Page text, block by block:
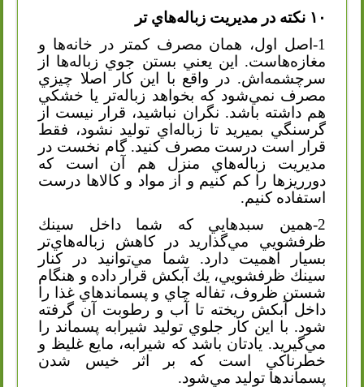
۱۰ نكته در مديريت زباله‌هاي تر
1-اصل اول، همان مصرف كمتر در خانه‌ها و
مغازه‌هاست. اين يعني بستن جوي زباله‌ها از
سرچشمه‌اش. در واقع با اين كار اصلا چيزي
مصرف نمي‌شود كه بخواهد زباله‌تر يا خشكي
هم داشته باشد. نگران نباشيد، قرار نيست از
گرسنگي بميريد تا زباله‌اي توليد نشود، فقط
قرار است درست مصرف كنيد. گام نخست در
مديريت زباله‌هاي منزل هم آن است كه
دورريز‌ها را كم كنيم و از مواد و كالا‌ها درست
استفاده كنيم.
2-همين سبدهايي كه شما داخل سينك
ظرفشويي مي‌گذاريد در كاهش زباله‌هاي‌تر
بسيار اهميت دارد. شما مي‌توانيد در كنار
سينك ظرفشويي، يك آبكش قرار داده و هنگام
شستن ظروف، تفاله چاي و پسماندهاي غذا را
داخل آبكش ريخته تا آب و رطوبت آن گرفته
شود. با اين كار جلوي توليد شيرابه پسماند را
مي‌گيريد. يادتان باشد كه شيرابه، مايع غليظ و
خطرناكي است كه بر اثر خيس شدن
پسماند‌ها توليد مي‌شود.